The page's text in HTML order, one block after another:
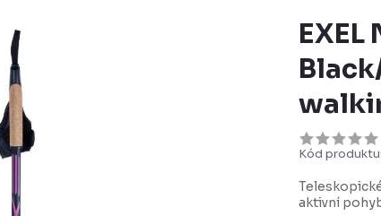
EXEL
Kód produktu:
aktivní